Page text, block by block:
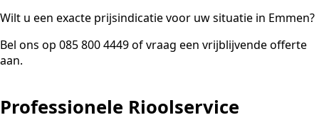
Wilt u een exacte prijsindicatie voor uw situatie in Emmen?
Bel ons op 085 800 4449 of vraag een vrijblijvende offerte
aan.
Professionele Rioolservice